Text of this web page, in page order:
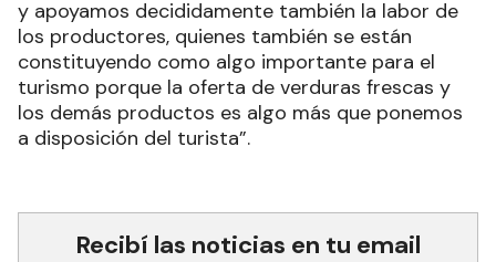
y apoyamos decididamente también la labor de
los productores, quienes también se están
constituyendo como algo importante para el
turismo porque la oferta de verduras frescas y
los demás productos es algo más que ponemos
a disposición del turista”.
Recibí las noticias en tu email